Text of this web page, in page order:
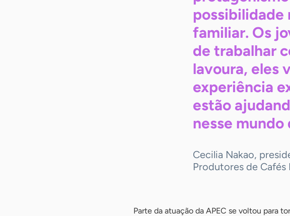
possibilidade
familiar. Os
de trabalhar
lavoura, eles
experiência
estão
nesse mundo
Cecilia Nakao,
Produtores de Cafés
Parte da atuação da APEC se voltou para